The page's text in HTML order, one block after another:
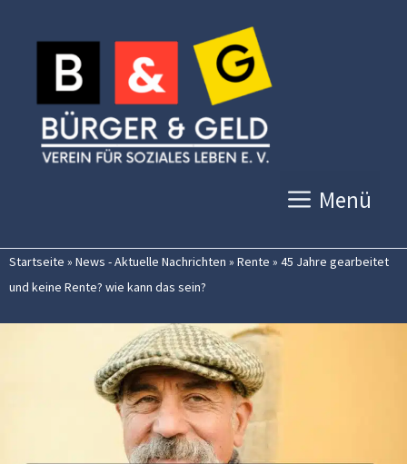
Inhalt
springen
Menü
Startseite » News - Aktuelle Nachrichten » Rente » 45 Jahre gearbeitet
und keine Rente? wie kann das sein?